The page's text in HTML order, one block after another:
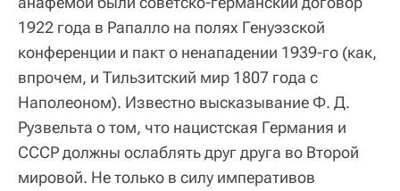
1922 года в Рапалло на полях Генуэзской
конференции и пакт о ненападении 1939-го (как,
впрочем, и Тильзитский мир 1807 года с
Наполеоном). Известно высказывание Ф. Д.
Рузвельта о том, что нацистская Германия и
СССР должны ослаблять друг друга во Второй
мировой. Не только в силу императивов